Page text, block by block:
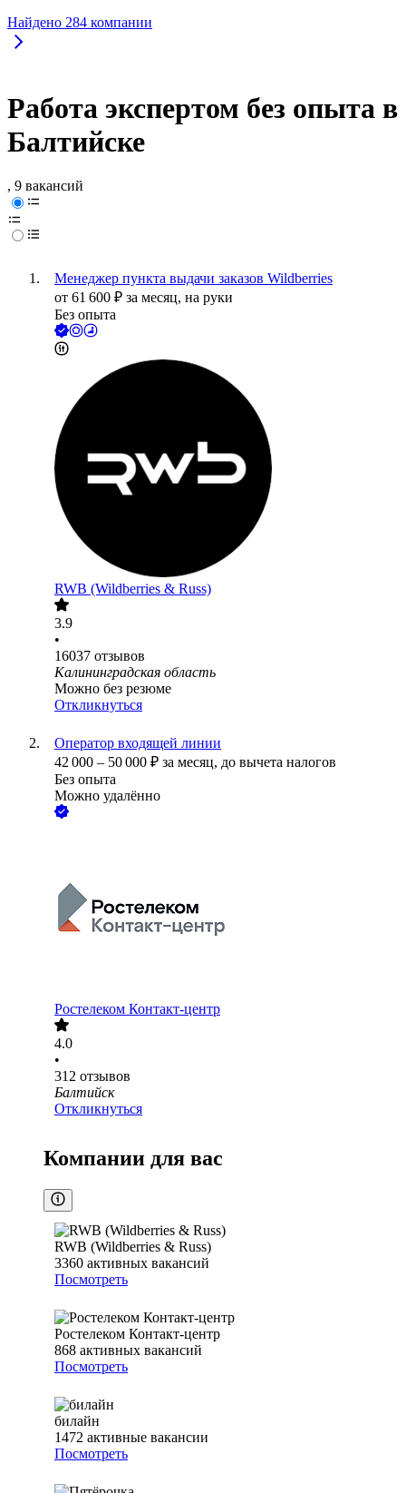
Найдено 284 компании
Работа экспертом без опыта в
Балтийске
, 9 вакансий
Менеджер пункта выдачи заказов Wildberries
от 61 600 ₽ за месяц, на руки
Без опыта
RWB (Wildberries & Russ)
3.9
•
16037 отзывов
Калининградская область
Можно без резюме
Откликнуться
Оператор входящей линии
42 000 – 50 000 ₽ за месяц, до вычета налогов
Без опыта
Можно удалённо
Ростелеком Контакт-центр
4.0
•
312 отзывов
Балтийск
Откликнуться
Компании для вас
RWB (Wildberries & Russ)
3360 активных вакансий
Посмотреть
Ростелеком Контакт-центр
868 активных вакансий
Посмотреть
билайн
1472 активные вакансии
Посмотреть